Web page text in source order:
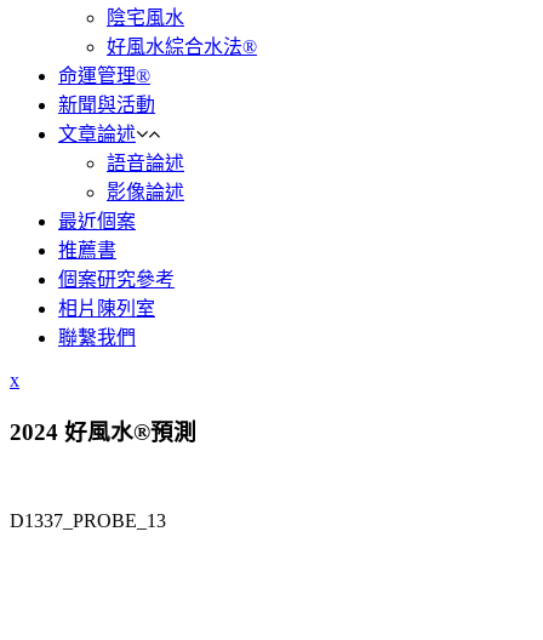
陰宅風水
好風水綜合水法®
命運管理®
新聞與活動
文章論述
語音論述
影像論述
最近個案
推薦書
個案研究參考
相片陳列室
聯繫我們
x
2024 好風水®預測